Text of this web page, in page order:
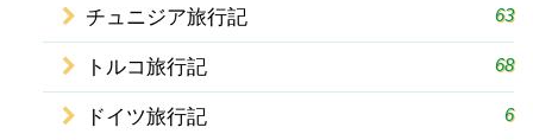
チュニジア旅行記 63
トルコ旅行記 68
ドイツ旅行記 6